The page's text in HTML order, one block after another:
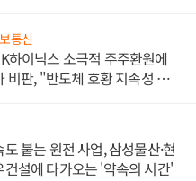
통신
하이닉스 소극적 주주환원에
비판, "반도체 호황 지속성 의
붙는 원전 사업, 삼성물산·현
건설에 다가오는 '약속의 시간'